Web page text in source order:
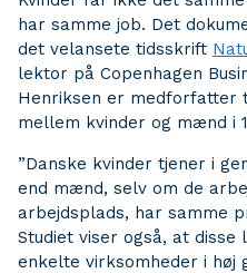
har samme job. Det
det velansete tidsskrift
lektor på Copenhagen
Henriksen er medforfatter
mellem kvinder og mænd i
”Danske kvinder tjener i
end mænd, selv om de
arbejdsplads, har samme
Studiet viser også, at disse
enkelte virksomheder i høj